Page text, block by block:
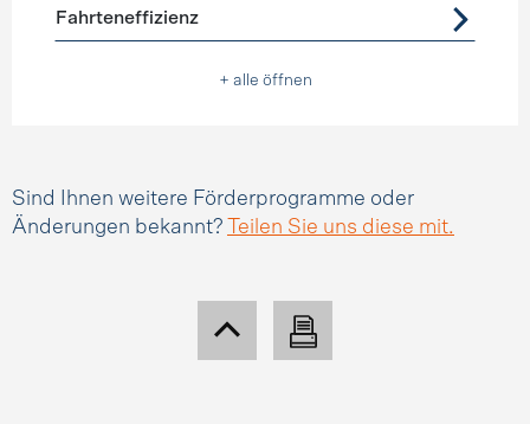
Fahrteneffizienz
+ alle öffnen
Sind Ihnen weitere Förderprogramme oder
Änderungen bekannt?
Teilen Sie uns diese mit.